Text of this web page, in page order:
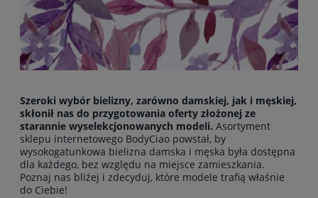
Szeroki wybór bielizny, zarówno damskiej, jak i męskiej,
skłonił nas do przygotowania oferty złożonej ze
starannie wyselekcjonowanych modeli. Asortyment
sklepu internetowego BodyCiao powstał, by
wysokogatunkowa bielizna damska i męska była dostępna
dla każdego, bez względu na miejsce zamieszkania.
Poznaj nas bliżej i zdecyduj, które modele trafią właśnie
do Ciebie!